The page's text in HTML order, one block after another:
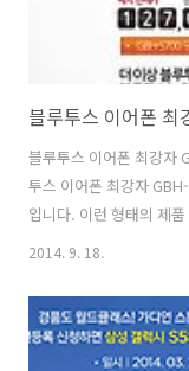
블루투스 이어폰 최강자
투스 이어폰 최강자
입니다. 이런 형태의 제
S710과 같은 넥밴드 형
고 또 받기도 합니다. 최
보계도 블루투스 이어폰
2014. 9. 18.